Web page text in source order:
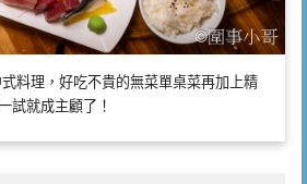
料理，好吃不貴的無菜單桌菜再加上精
試就成主顧了！